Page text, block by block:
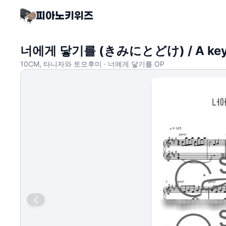
너에게 닿기를 (きみにとどけ) / A
10CM, 타니자와 토모후미 · 너에게 닿기를 OP